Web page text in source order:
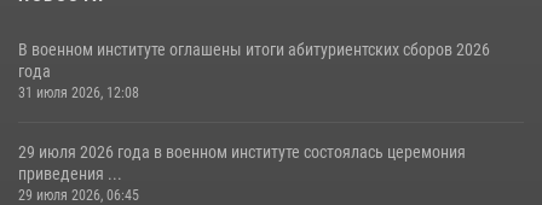
В военном институте оглашены итоги абитуриентских сборов 2026
года
31 июля 2026, 12:08
29 июля 2026 года в военном институте состоялась церемония
приведения ...
29 июля 2026, 06:45